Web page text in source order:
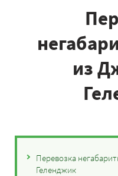
из
Перевозка
Геленджик